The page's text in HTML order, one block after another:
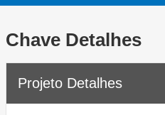
Chave Detalhes
Projeto Detalhes